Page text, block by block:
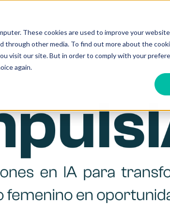
These cookies are used to improve your
through other media. To find out more about the
visit our site. But in order to comply with your
again.